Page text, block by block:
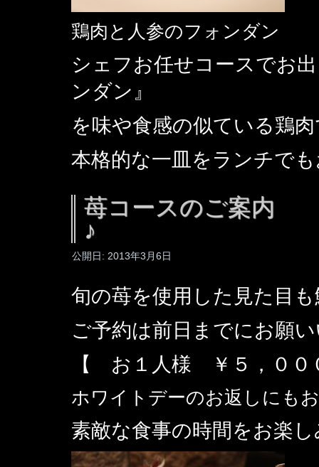
鶏肉と人参のフォンダン
シェフお任せコースでお
ンダン』
を味や食感の似ている鶏
本格的な一皿をランチで
苺コースのご案内
♪
公開日: 2013年3月6日
旬の苺を使用した見た目
ご予約は前日までにお願
【 お１人様 ￥５，０
ホワイトデーのお返しに
素敵な食事の時間をお楽